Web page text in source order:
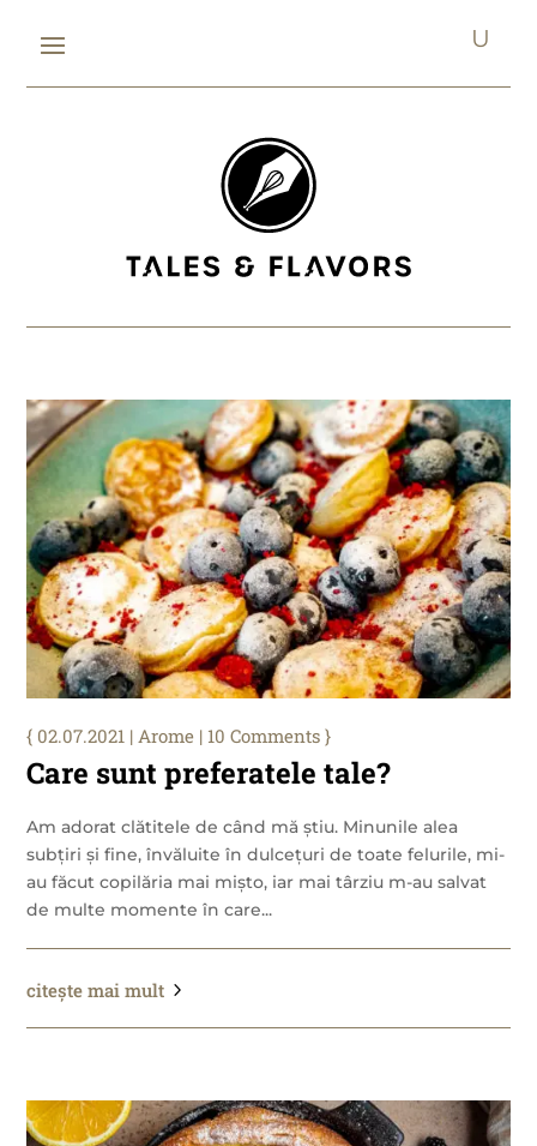
Care sunt preferatele tale?
02.07.2021 |Arome | 10 Comments
Am adorat clătitele de când mă știu. Minunile alea
subțiri și fine, învăluite în dulcețuri de toate felurile, mi-
au făcut copilăria mai mișto, iar mai târziu m-au salvat
de multe momente în care...
citește mai mult